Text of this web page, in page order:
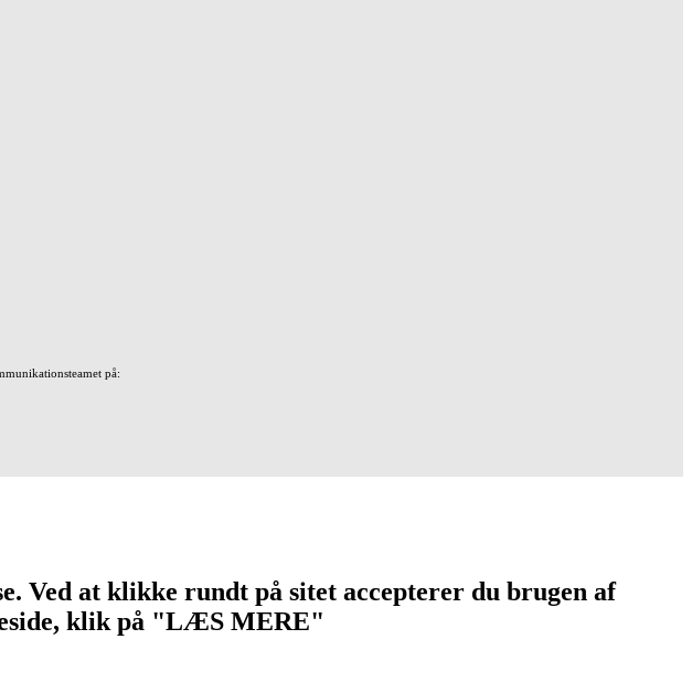
på:
Ved at klikke rundt på sitet accepterer du brugen af
klik på "LÆS MERE"